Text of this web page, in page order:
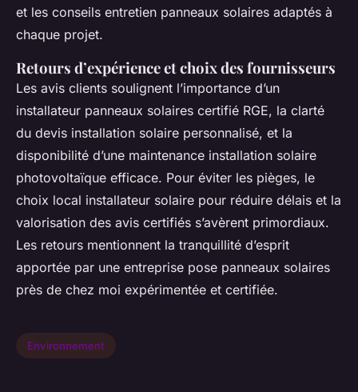
et les conseils entretien panneaux solaires adaptés à
chaque projet.
Retours d’expérience et choix des fournisseurs
Les avis clients soulignent l’importance d’un
installateur panneaux solaires certifié RGE, la clarté
du devis installation solaire personnalisé, et la
disponibilité d’une maintenance installation solaire
photovoltaïque efficace. Pour éviter les pièges, le
choix local installateur solaire pour réduire délais et la
valorisation des avis certifiés s’avèrent primordiaux.
Les retours mentionnent la tranquillité d’esprit
apportée par une entreprise pose panneaux solaires
près de chez moi expérimentée et certifiée.
Environnement